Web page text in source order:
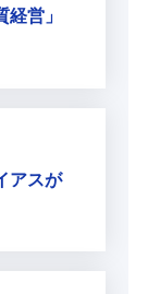
経営」
アスが